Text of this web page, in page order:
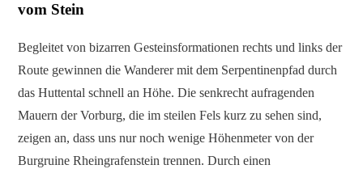
vom Stein
Begleitet von bizarren Gesteinsformationen rechts und links der
Route gewinnen die Wanderer mit dem Serpentinenpfad durch
das Huttental schnell an Höhe. Die senkrecht aufragenden
Mauern der Vorburg, die im steilen Fels kurz zu sehen sind,
zeigen an, dass uns nur noch wenige Höhenmeter von der
Burgruine Rheingrafenstein trennen. Durch einen